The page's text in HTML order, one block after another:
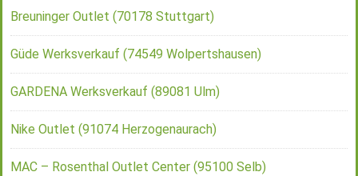
Breuninger Outlet (70178 Stuttgart)
Güde Werksverkauf (74549 Wolpertshausen)
GARDENA Werksverkauf (89081 Ulm)
Nike Outlet (91074 Herzogenaurach)
MAC – Rosenthal Outlet Center (95100 Selb)